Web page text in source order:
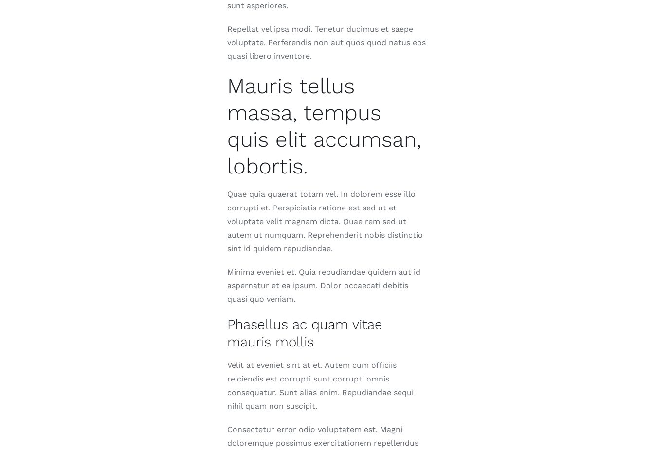
sunt asperiores.
Repellat vel ipsa modi. Tenetur ducimus et saepe
voluptate. Perferendis non aut quos quod natus eos
quasi libero inventore.
Mauris tellus
massa, tempus
quis elit accumsan,
lobortis.
Quae quia quaerat totam vel. In dolorem esse illo
corrupti et. Perspiciatis ratione est sed ut et
voluptate velit magnam dicta. Quae rem sed ut
autem ut numquam. Reprehenderit nobis distinctio
sint id quidem repudiandae.
Minima eveniet et. Quia repudiandae quidem aut id
aspernatur et ea ipsum. Dolor occaecati debitis
quasi quo veniam.
Phasellus ac quam vitae
mauris mollis
Velit at eveniet sint at et. Autem cum officiis
reiciendis est corrupti sunt corrupti omnis
consequatur. Sunt alias enim. Repudiandae sequi
nihil quam non suscipit.
Consectetur error odio voluptatem est. Magni
doloremque possimus exercitationem repellendus